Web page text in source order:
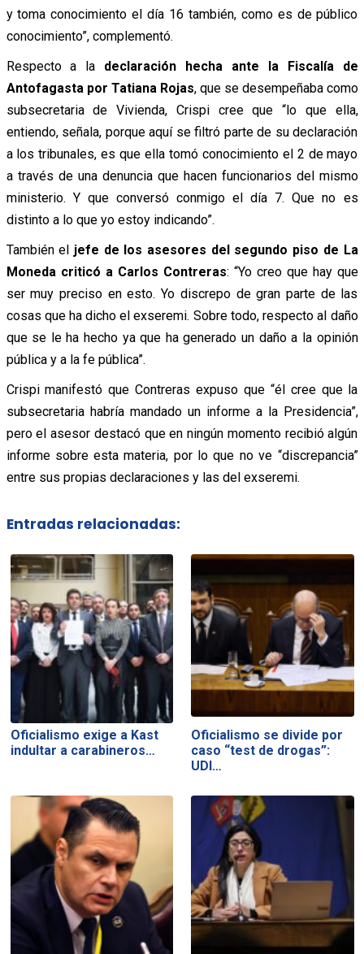
y toma conocimiento el día 16 también, como es de público
conocimiento”, complementó.
Respecto a la declaración hecha ante la Fiscalía de
Antofagasta por Tatiana Rojas, que se desempeñaba como
subsecretaria de Vivienda, Crispi cree que “lo que ella,
entiendo, señala, porque aquí se filtró parte de su declaración
a los tribunales, es que ella tomó conocimiento el 2 de mayo
a través de una denuncia que hacen funcionarios del mismo
ministerio. Y que conversó conmigo el día 7. Que no es
distinto a lo que yo estoy indicando”.
También el jefe de los asesores del segundo piso de La
Moneda criticó a Carlos Contreras: “Yo creo que hay que
ser muy preciso en esto. Yo discrepo de gran parte de las
cosas que ha dicho el exseremi. Sobre todo, respecto al daño
que se le ha hecho ya que ha generado un daño a la opinión
pública y a la fe pública”.
Crispi manifestó que Contreras expuso que “él cree que la
subsecretaria habría mandado un informe a la Presidencia”,
pero el asesor destacó que en ningún momento recibió algún
informe sobre esta materia, por lo que no ve “discrepancia”
entre sus propias declaraciones y las del exseremi.
Entradas relacionadas:
Oficialismo exige a Kast
indultar a carabineros…
Oficialismo se divide por
caso “test de drogas”:
UDI…